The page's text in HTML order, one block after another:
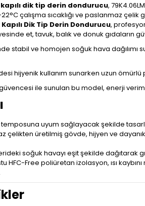
dik tip derin dondurucu,
çalışma sıcaklığı ve paslanmaz
Dik Tip Derin Dondurucu,
et, tavuk, balık ve donuk gıdaların
stabil ve homojen soğuk hava
hijyenik kullanım sunarken uzun
ile sunulan bu model, enerji
uyum sağlayacak şekilde
üretilmiş gövde, hijyen ve
soğuk havayı eşit şekilde dağıtarak
HFC-Free poliüretan izolasyon, ısı